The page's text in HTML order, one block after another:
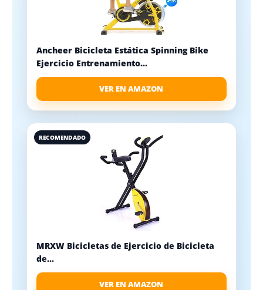
Ancheer Bicicleta Estática Spinning Bike
Ejercicio Entrenamiento...
VER EN AMAZON
RECOMENDADO
MRXW Bicicletas de Ejercicio de Bicicleta
de...
VER EN AMAZON